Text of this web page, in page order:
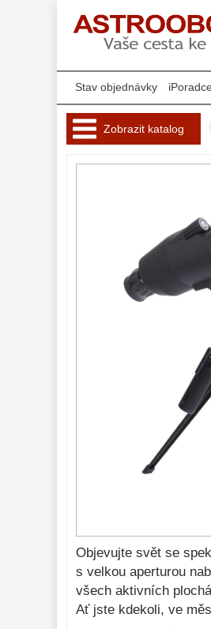
Stav objednávky
Zobrazit katalog
AstroFoto
Komponenty
60
11
24
Myslivecké
Dárkové 1
Binokulární
dalekohledy
279
Dálkoměry a Noční
vidění
Objevujte svět se
s velkou aperturou
všech aktivních
Ať jste kdekoli, ve